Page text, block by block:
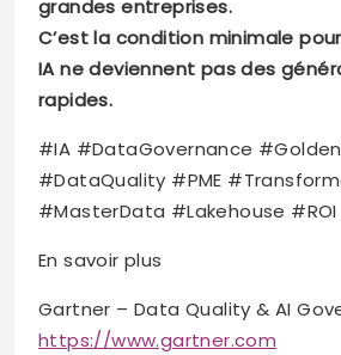
grandes entreprises.
C’est la condition minimale
IA ne deviennent pas des
rapides.
#IA #DataGovernance
#DataQuality #PME
#MasterData #Lakehouse
En savoir plus
Gartner – Data Quality & AI
https://www.gartner.com